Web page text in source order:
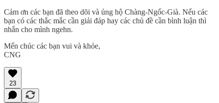
Cảm ơn các bạn đã theo dõi và ủng hộ Chàng-Ngốc-Già. Nếu các
bạn có các thắc mắc cần giải đáp hay các chủ đề cần bình luận thì
nhắn cho mình ngehn.
Mến chúc các bạn vui và khỏe,
CNG
23